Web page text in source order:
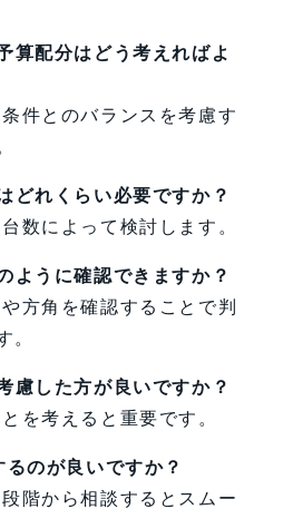
算配分はどう考えればよ
件とのバランスを考慮す
どれくらい必要ですか？
数によって検討します。
ように確認できますか？
方角を確認することで判
。
慮した方が良いですか？
を考えると重要です。
のが良いですか？
階から相談するとスムー